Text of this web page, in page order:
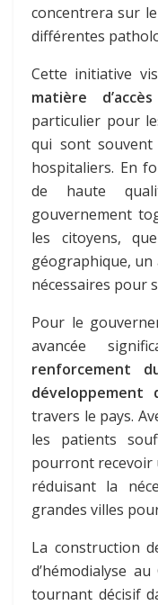
concentrera sur
différentes
Cette initiative
matière
particulier pour
qui sont souvent
hospitaliers. En
de haute
gouvernement
les citoyens,
géographique, un
nécessaires pour
Pour le
avancée
renforcement
développement
travers le pays.
les patients
pourront recevoir
réduisant la
grandes villes
La construction
d’hémodialyse
tournant décisif